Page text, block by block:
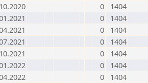
0
1404
0
1404
0
1404
0
1404
0
1404
0
1404
0
1404